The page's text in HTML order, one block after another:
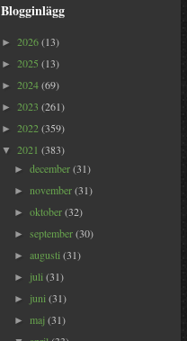
Blogginlägg
► 2026(13)
► 2025 (13)
► 2024(69)
► 2023 (261)
► 2022(359)
▼ 2021 (383)
►december(31)
►november(31)
►oktober(32)
►september(30)
►augusti(31)
► juli(31)
► juni(31)
►maj(31)